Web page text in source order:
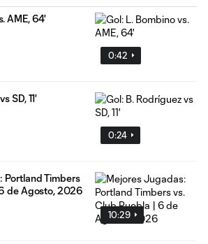
0:42
AME, 64'
0:24
SD, 11'
10:29
Portland Timbers
de Agosto, 2026